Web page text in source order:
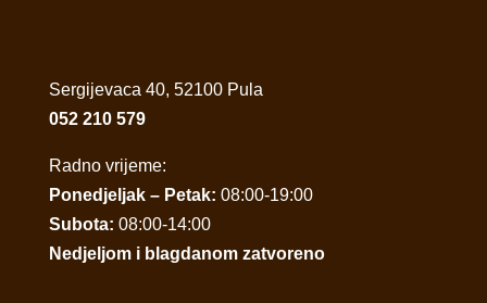
Sergijevaca 40, 52100 Pula
052 210 579
Radno vrijeme:
Ponedjeljak – Petak: 08:00-19:00
Subota: 08:00-14:00
Nedjeljom i blagdanom zatvoreno